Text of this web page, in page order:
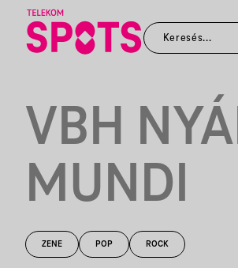
VBH
MUNDI
ZENE POP ROCK